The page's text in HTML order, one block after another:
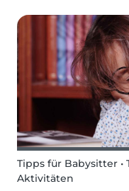
Tipps für Babysitter •
Aktivitäten